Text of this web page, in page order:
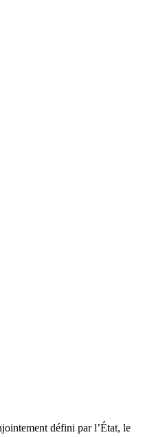
défini par l’État, le